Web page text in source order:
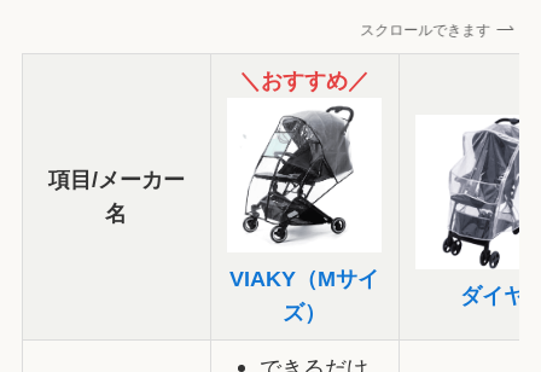
スクロールできます
項目/メーカー
名
＼おすすめ／
VIAKY（Mサイ
ズ）
ダイヤ